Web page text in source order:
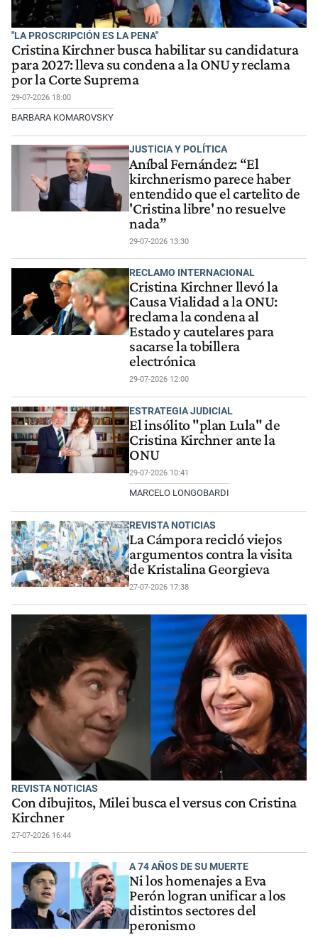
"LA PROSCRIPCIÓN ES LA PENA"
Cristina Kirchner busca habilitar su candidatura
para 2027: lleva su condena a la ONU y reclama
por la Corte Suprema
29-07-2026 18:00
BARBARA KOMAROVSKY
JUSTICIA Y POLÍTICA
Aníbal Fernández: “El
kirchnerismo parece haber
entendido que el cartelito de
'Cristina libre' no resuelve
nada”
29-07-2026 13:30
RECLAMO INTERNACIONAL
Cristina Kirchner llevó la
Causa Vialidad a la ONU:
reclama la condena al
Estado y cautelares para
sacarse la tobillera
electrónica
29-07-2026 12:00
ESTRATEGIA JUDICIAL
El insólito "plan Lula" de
Cristina Kirchner ante la
ONU
29-07-2026 10:41
MARCELO LONGOBARDI
REVISTA NOTICIAS
La Cámpora recicló viejos
argumentos contra la visita
de Kristalina Georgieva
27-07-2026 17:38
REVISTA NOTICIAS
Con dibujitos, Milei busca el versus con Cristina
Kirchner
27-07-2026 16:44
A 74 AÑOS DE SU MUERTE
Ni los homenajes a Eva
Perón logran unificar a los
distintos sectores del
peronismo